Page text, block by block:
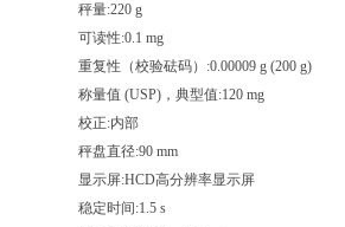
秤量:220 g
可读性:0.1 mg
重复性（校验砝码）:0.00009 g (200 g)
称量值 (USP)，典型值:120 mg
校正:内部
秤盘直径:90 mm
显示屏:HCD高分辨率显示屏
稳定时间:1.5 s